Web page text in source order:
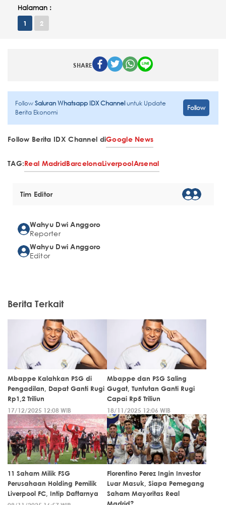
Halaman :
1 2
SHARE
FollowSaluran Whatsapp IDX Channeluntuk Update
Berita Ekonomi
Follow
Follow Berita IDX Channel diGoogle News
TAG:Real MadridBarcelonaLiverpoolArsenal
Tim Editor
Wahyu Dwi Anggoro
Reporter
Wahyu Dwi Anggoro
Editor
Berita Terkait
Mbappe Kalahkan PSG di
Pengadilan, Dapat Ganti Rugi
Rp1,2 Triliun
17/12/2025 12:08 WIB
Mbappe dan PSG Saling
Gugat, Tuntutan Ganti Rugi
Capai Rp5 Triliun
18/11/2025 12:06 WIB
11 Saham Milik FSG
Perusahaan Holding Pemilik
Liverpool FC, Intip Daftarnya
Florentino Perez Ingin Investor
Luar Masuk, Siapa Pemegang
Saham Mayoritas Real
Madrid?